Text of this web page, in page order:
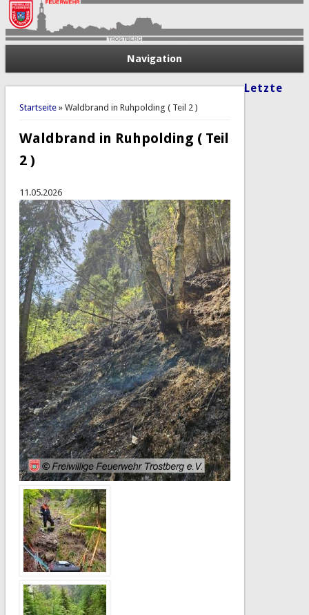
Navigation
Sie sind hier
Startseite» Waldbrand in Ruhpolding ( Teil 2 )
Waldbrand in Ruhpolding ( Teil
2 )
11.05.2026
Letzte